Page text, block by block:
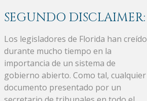
SEGUNDO DISCLAIMER:
Los legisladores de Florida han creído
durante mucho tiempo en la
importancia de un sistema de
gobierno abierto. Como tal, cualquier
documento presentado por un